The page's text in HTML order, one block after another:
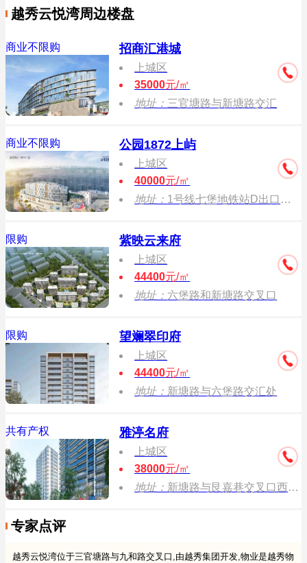
越秀云悦湾周边楼盘
商业不限购 招商汇港城
上城区
35000元/㎡
地址： 三官塘路与新塘路交汇
商业不限购 公园1872上屿
上城区
40000元/㎡
地址： 1号线七堡地铁站D出口南（招商公园1872汇港城销售中心）
限购 紫映云来府
上城区
44400元/㎡
地址： 六堡路和新塘路交叉口
限购 望斓翠印府
上城区
44400元/㎡
地址： 新塘路与六堡路交汇处
共有产权 雅渟名府
上城区
38000元/㎡
地址： 新塘路与艮嘉巷交叉口西南侧
专家点评
越秀云悦湾位于三官塘路与九和路交叉口,由越秀集团开发,物业是越秀物